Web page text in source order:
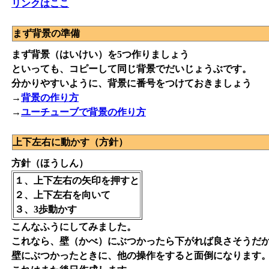
リンクはここ
まず背景の準備
まず背景（はいけい）を5つ作りましょう
といっても、コピーして同じ背景でだいじょうぶです。
分かりやすいように、背景に番号をつけておきましょう
→背景の作り方
→ユーチューブで背景の作り方
上下左右に動かす（方針）
方針（ほうしん）
１、上下左右の矢印を押すと
２、上下左右を向いて
３、3歩動かす
こんなふうにしてみました。
これなら、壁（かべ）にぶつかったら下がれば良さそうだか
壁にぶつかったときに、他の操作をすると面倒になります。